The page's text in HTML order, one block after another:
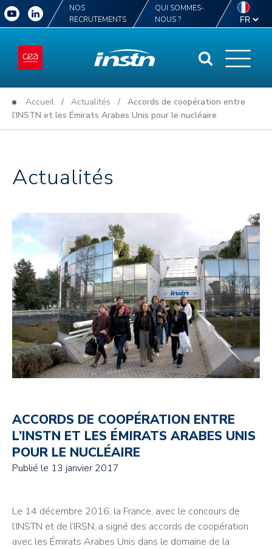
NOS
RECRUTEMENTS
QUI SOMMES-
NOUS ?
Accueil / Actualités / Accords de coopération entre
l’INSTN et les Émirats Arabes Unis pour le nucléaire
Actualités
ACCORDS DE COOPÉRATION ENTRE
L’INSTN ET LES ÉMIRATS ARABES UNIS
POUR LE NUCLÉAIRE
Publié le 13 janvier 2017
Le 14 décembre 2016, la France, avec le concours de
l’INSTN et de l’IRSN, a signé des accords de coopération
avec les Émirats Arabes Unis dans le domaine de la